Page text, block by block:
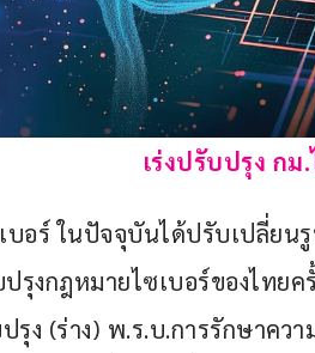
เร่งปรับปรุง กม
บอร์ ในปัจจุบันได้ปรับเปลี่ยนรู
รุงกฎหมายไซเบอร์ของไทยค
ง (ร่าง) พ.ร.บ.การรักษาควา